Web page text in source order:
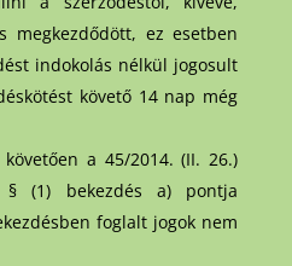
megkezdődött, ez esetben
indokolás nélkül jogosult
követő 14 nap még
a 45/2014. (II. 26.)
(1) bekezdés a) pontja
foglalt jogok nem